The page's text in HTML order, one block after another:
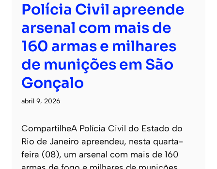
Polícia Civil apreende
arsenal com mais de
160 armas e milhares
de munições em São
Gonçalo
abril 9, 2026
CompartilheA Polícia Civil do Estado do
Rio de Janeiro apreendeu, nesta quarta-
feira (08), um arsenal com mais de 160